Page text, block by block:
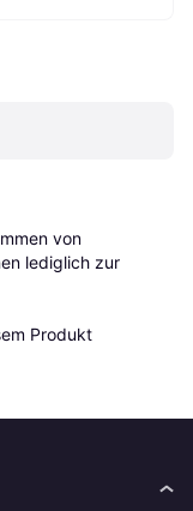
von
lediglich zur
Produkt